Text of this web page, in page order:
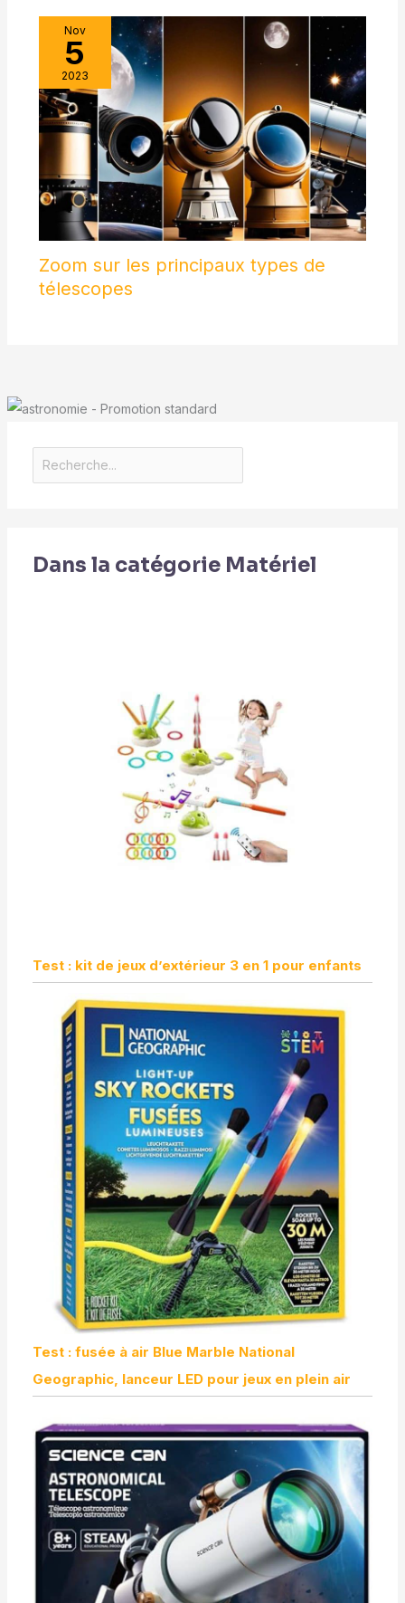
Nov
5
2023
Zoom sur les principaux types de
télescopes
Dans la catégorie Matériel
Test : kit de jeux d’extérieur 3 en 1 pour enfants
Test : fusée à air Blue Marble National
Geographic, lanceur LED pour jeux en plein air